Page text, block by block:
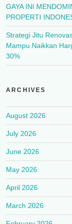
GAYA INI
PROPERTI
Strategi Jitu
Mampu Naikkan
30%
ARCHIVES
August 2026
July 2026
June 2026
May 2026
April 2026
March 2026